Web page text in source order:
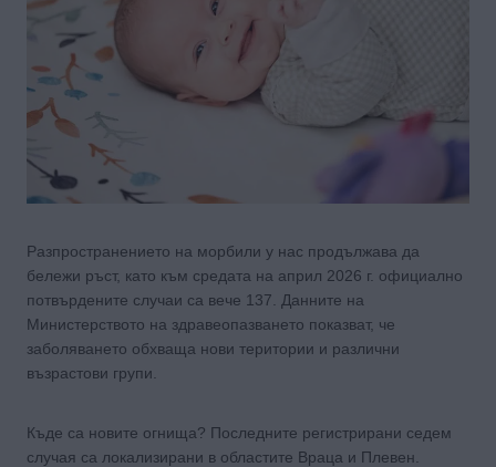
Разпространението на морбили у нас продължава да
бележи ръст, като към средата на април 2026 г. официално
потвърдените случаи са вече 137. Данните на
Министерството на здравеопазването показват, че
заболяването обхваща нови територии и различни
възрастови групи.
Къде са новите огнища? Последните регистрирани седем
случая са локализирани в областите Враца и Плевен.